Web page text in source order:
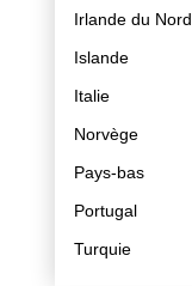
Irlande du Nord
Islande
Italie
Norvège
Pays-bas
Portugal
Turquie